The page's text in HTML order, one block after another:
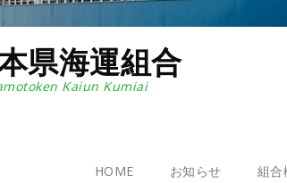
本県海運組合
Kaiun Kumiai
HOME お知らせ 組合